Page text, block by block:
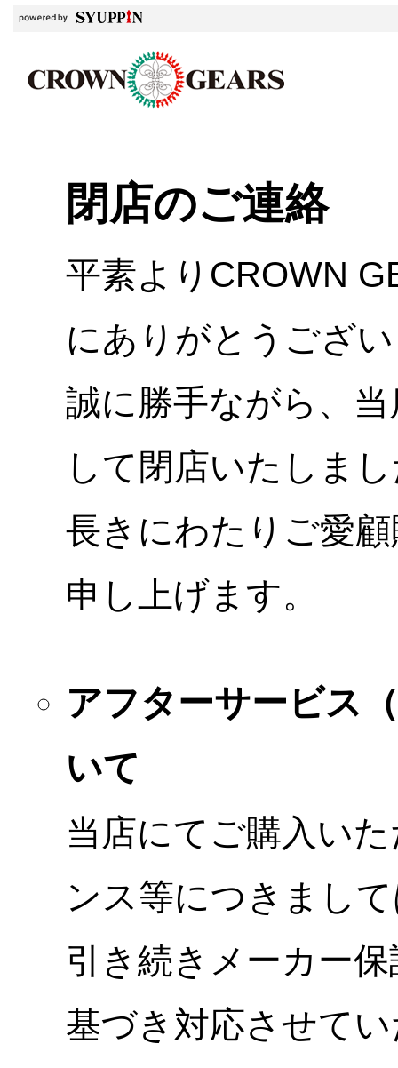
閉店のご連絡
平素よりCROWN
にありがとうござ
誠に勝手ながら、
して閉店いたしま
長きにわたりご愛
申し上げます。
アフターサービス
いて
当店にてご購入い
ンス等につきまし
引き続きメーカー
基づき対応させて